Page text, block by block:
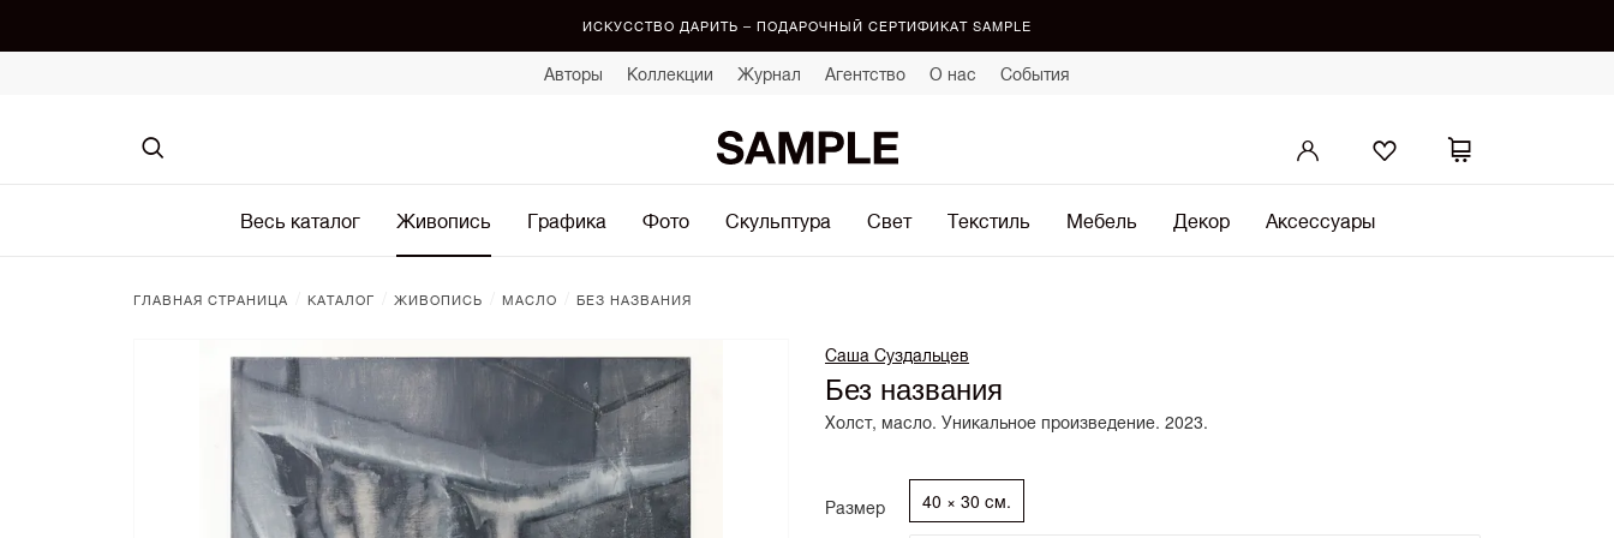
ИСКУССТВО ДАРИТЬ – ПОДАРОЧНЫЙ СЕРТИФИКАТ SAMPLE
Авторы Коллекции Журнал Агентство О нас События
Весь каталог Живопись Графика Фото Скульптура Свет Текстиль Мебель Декор Аксессуары
ГЛАВНАЯ СТРАНИЦА КАТАЛОГ ЖИВОПИСЬ МАСЛО БЕЗ НАЗВАНИЯ
Саша Суздальцев
Без названия
Холст, масло. Уникальное произведение. 2023.
Размер 40 × 30 см.